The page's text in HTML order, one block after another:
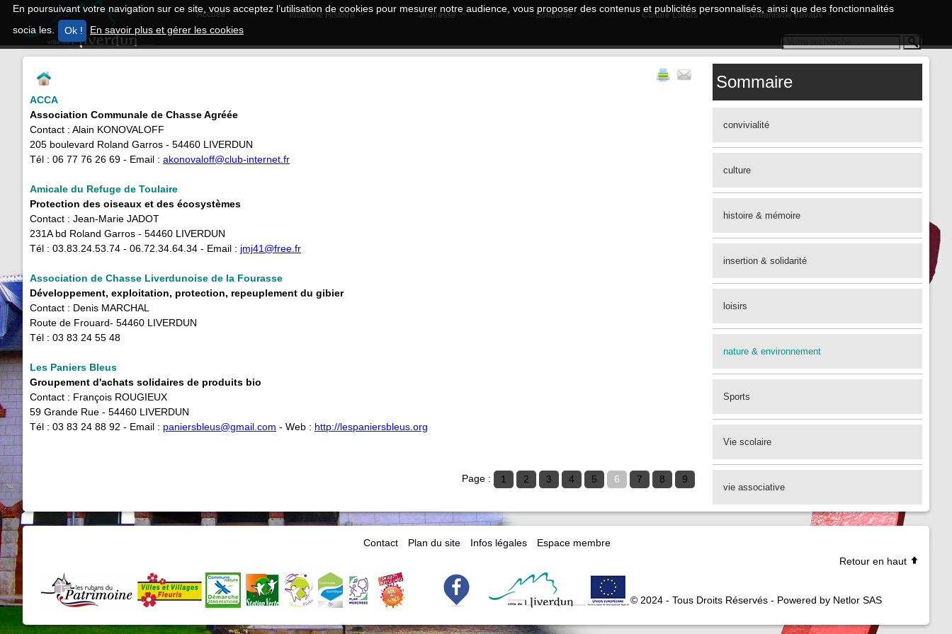
En poursuivant votre navigation sur ce site, vous acceptez l’utilisation de cookies pour mesurer notre audience, vous proposer des contenus et publicités personnalisés, ainsi que des fonctionnalités
socia les.
En savoir plus et gérer les cookies
Accueil Tourisme Histoire Jeunesse Solidarité Culture Loisirs Urbanisme travaux
ACCA
Association Communale de Chasse Agréée
Contact : Alain KONOVALOFF
205 boulevard Roland Garros - 54460 LIVERDUN
Tél : 06 77 76 26 69 - Email : akonovaloff@club-internet.fr
Amicale du Refuge de Toulaire
Protection des oiseaux et des écosystèmes
Contact : Jean-Marie JADOT
231A bd Roland Garros - 54460 LIVERDUN
Tél : 03.83.24.53.74 - 06.72.34.64.34 - Email : ​ jmj41@free.fr
Association de Chasse Liverdunoise de la Fourasse
Développement, exploitation, protection, repeuplement du gibier
Contact : Denis MARCHAL
Route de Frouard- 54460 LIVERDUN
Tél : 03 83 24 55 48
Les Paniers Bleus
Groupement d'achats solidaires de produits bio
Contact : François ROUGIEUX
59 Grande Rue - 54460 LIVERDUN
Tél : 03 83 24 88 92 - Email : paniersbleus@gmail.com - Web : http://lespaniersbleus.org
Page : 1 2 3 4 5 6 7 8 9
Sommaire
convivialité
culture
histoire & mémoire
insertion & solidarité
loisirs
nature & environnement
Sports
Vie scolaire
vie associative
Contact Plan du site Infos légales
Espace membre
Retour en haut
© 2024 - Tous Droits Réservés - Powered by Netlor SAS